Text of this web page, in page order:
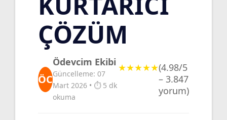
ÇÖZÜM
ÖC
Ödevcim Ekibi
Güncelleme: 07
Mart 2026 • ⏱️ 5 dk
okuma
★★★★★(4.98/5
– 3.847
yorum)